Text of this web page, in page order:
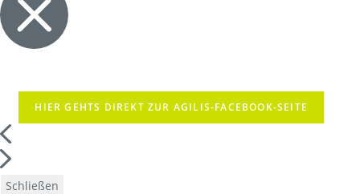
HIER GEHTS DIREKT ZUR AGILIS-FACEBOOK-SEITE
Schließen